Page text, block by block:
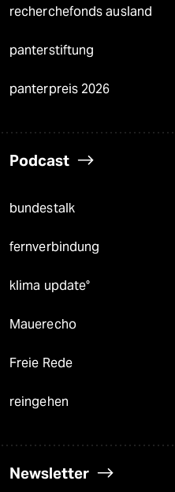
recherchefonds ausland
panterstiftung
panterpreis 2026
Podcast
bundestalk
fernverbindung
klima update°
Mauerecho
Freie Rede
reingehen
Newsletter